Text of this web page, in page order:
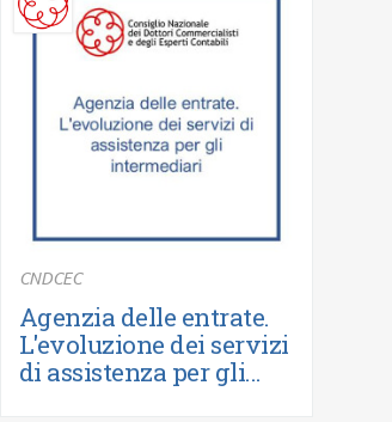
CNDCEC
Agenzia delle entrate.
L'evoluzione dei servizi
di assistenza per gli...
Ulteriori informazioni